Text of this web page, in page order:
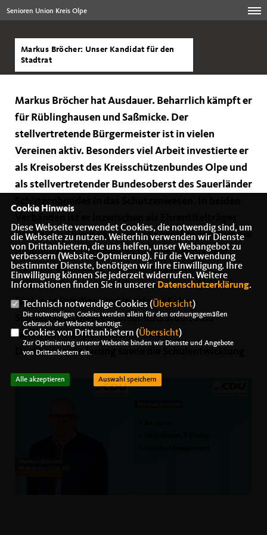
Senioren Union Kreis Olpe
Markus Bröcher: Unser Kandidat für den
Stadtrat
Markus Bröcher hat Ausdauer. Beharrlich kämpft er
für Rüblinghausen und Saßmicke. Der
stellvertretende Bürgermeister ist in vielen
Vereinen aktiv. Besonders viel Arbeit investierte er
als Kreisoberst des Kreisschützenbundes Olpe und
als stellvertretender Bundesoberst des Sauerländer
noch aktiv. Durch seine vielen Kontakte kennt er die
Probleme des Ehrenamtes und der heimischen
Vereine. Besonders die Schaffung neuer
Wohnbauflächen in Rüblinghausen und Saßmicke
für junge Familien sind in seinem Fokus.
Schwerpunktthemen seiner Ratsarbeit sind
weiterhin die Sportstätten- und
Dorfhäuserförderung sowie die Schulentwicklung
Cookie Hinweis
Diese Webseite verwendet Cookies, die notwendig sind, um
die Webseite zu nutzen. Weiterhin verwenden wir Dienste
von Drittanbietern, die uns helfen, unser Webangebot zu
verbessern (Website-Optmierung). Für die Verwendung
bestimmter Dienste, benötigen wir Ihre Einwilligung. Ihre
Einwilligung können Sie jederzeit widerrufen. Weitere
Informationen finden Sie in unserer Datenschutzerklärung.
Technisch notwendige Cookies (Übersicht)
Die notwendigen Cookies werden allein für den ordnungsgemäßen
Gebrauch der Webseite benötigt.
Cookies von Drittanbietern (Übersicht)
Zur Optimierung unserer Webseite binden wir Dienste und Angebote
von Drittanbietern ein.
Alle akzeptieren Auswahl speichern